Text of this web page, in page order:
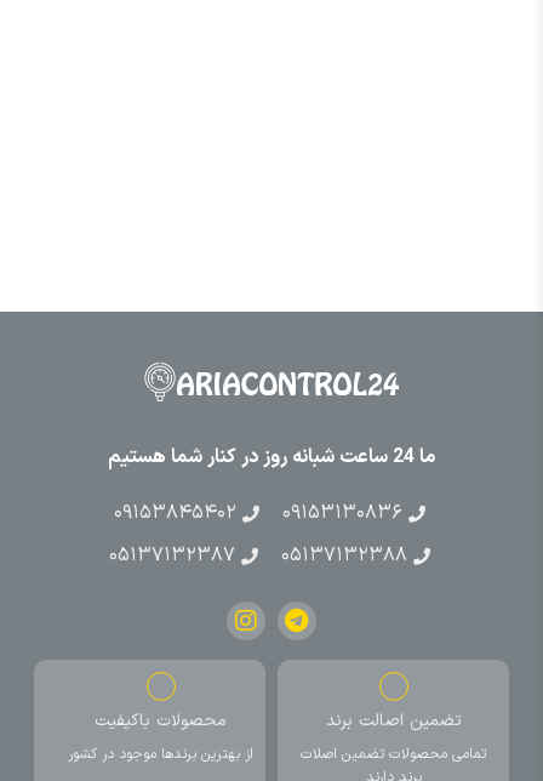
ما 24 ساعت شبانه روز در کنار شما هستیم
۰۹۱۵۳۱۳۰۸۳۶
۰۹۱۵۳۸۴۵۴۰۲
۰۵۱۳۷۱۳۲۳۸۸
۰۵۱۳۷۱۳۲۳۸۷
تضمین اصالت برند
تمامی محصولات تضمین اصلات
محصولات باکیفیت
از بهترین برندها موجود در کشور